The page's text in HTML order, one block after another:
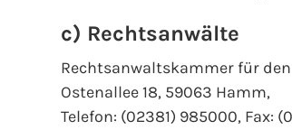
c) Rechtsanwälte
Rechtsanwaltskammer für
Ostenallee 18, 59063 Hamm,
Telefon: (02381) 985000, Fax: